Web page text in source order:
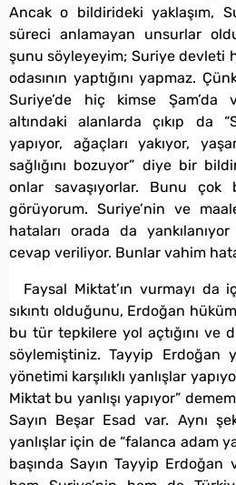
Ancak o bildirideki yaklaşım,
süreci anlamayan unsurlar
şunu söyleyeyim; Suriye devleti
odasının yaptığını yapmaz.
Suriye’de hiç kimse Şam’da
altındaki alanlarda çıkıp da
yapıyor, ağaçları yakıyor,
sağlığını bozuyor” diye bir
onlar savaşıyorlar. Bunu
görüyorum. Suriye’nin ve
hataları orada da yankılanıyor
cevap veriliyor. Bunlar vahim
Faysal Miktat’ın vurmayı
sıkıntı olduğunu, Erdoğan
bu tür tepkilere yol açtığını ve
söylemiştiniz. Tayyip Erdoğan
yönetimi karşılıklı yanlışlar
Miktat bu yanlışı yapıyor”
Sayın Beşar Esad var. Aynı
yanlışlar için de “falanca adam
başında Sayın Tayyip